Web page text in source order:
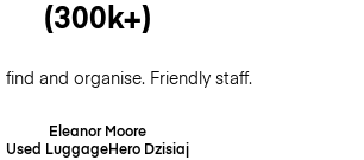
(300k+)
find and organise. Friendly staff.
Eleanor Moore
Used LuggageHero Dzisiaj